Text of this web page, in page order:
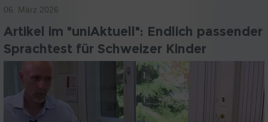
06. März 2026
Artikel im "uniAktuell": Endlich passender
Sprachtest für Schweizer Kinder